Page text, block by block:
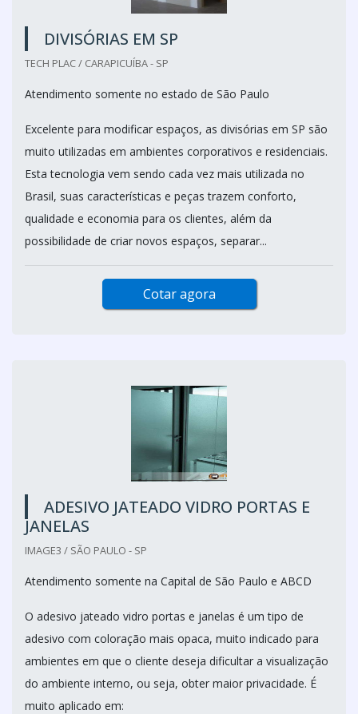
DIVISÓRIAS EM SP
TECH PLAC / CARAPICUÍBA - SP
Atendimento somente no estado de São Paulo
Excelente para modificar espaços, as divisórias em SP são
muito utilizadas em ambientes corporativos e residenciais.
Esta tecnologia vem sendo cada vez mais utilizada no
Brasil, suas características e peças trazem conforto,
qualidade e economia para os clientes, além da
possibilidade de criar novos espaços, separar...
Cotar agora
ADESIVO JATEADO VIDRO PORTAS E
JANELAS
IMAGE3 / SÃO PAULO - SP
Atendimento somente na Capital de São Paulo e ABCD
O adesivo jateado vidro portas e janelas é um tipo de
adesivo com coloração mais opaca, muito indicado para
ambientes em que o cliente deseja dificultar a visualização
do ambiente interno, ou seja, obter maior privacidade. É
muito aplicado em: